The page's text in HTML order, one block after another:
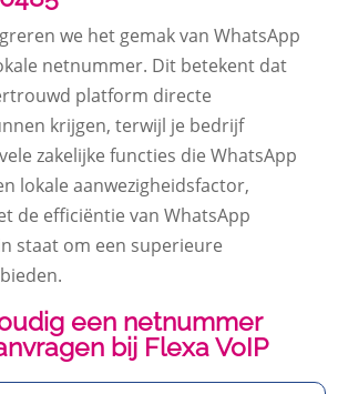
we het gemak van WhatsApp
netnummer. Dit betekent dat
platform directe
krijgen, terwijl je bedrijf
zakelijke functies die WhatsApp
lokale aanwezigheidsfactor,
de efficiëntie van WhatsApp
staat om een superieure
een netnummer
bij Flexa VoIP